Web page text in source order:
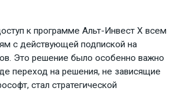
к программе Альт-Инвест Х всем
с действующей подпиской на
Это решение было особенно важно
переход на решения, не зависящие
стал стратегической